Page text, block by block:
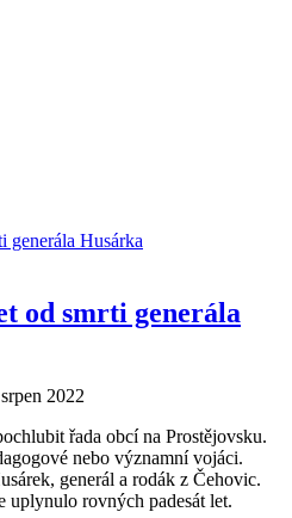
od smrti generála
2022
řada obcí na Prostějovsku.
nebo významní vojáci.
generál a rodák z Čehovic.
uplynulo rovných padesát let.